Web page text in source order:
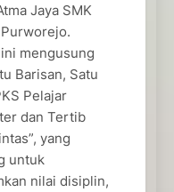
Jaya SMK
mengusung
Barisan, Satu
Pelajar
dan Tertib
yang
untuk
nilai disiplin,